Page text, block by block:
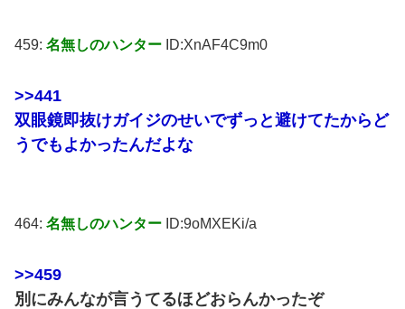
459: 名無しのハンター ID:XnAF4C9m0
>>441
双眼鏡即抜けガイジのせいでずっと避けてたからど
うでもよかったんだよな
464: 名無しのハンター ID:9oMXEKi/a
>>459
別にみんなが言うてるほどおらんかったぞ